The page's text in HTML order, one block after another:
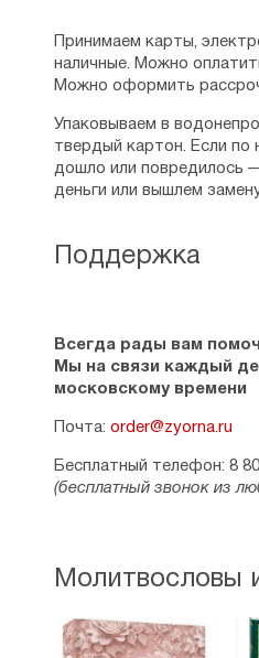
Поддержка
Всегда рады вам
Мы на связи каждый
московскому времени
Почта: order@zyorna.ru
Бесплатный телефон: 8
(бесплатный звонок из
Принимаем карты,
наличные. Можно
Можно оформить
Упаковываем в
твердый картон. Если по
дошло или повредилось
деньги или вышлем
Молитвословы